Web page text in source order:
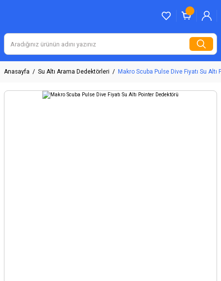
Anasayfa Su Altı Arama Dedektörleri Makro Scuba Pulse Dive Fiyatı Su